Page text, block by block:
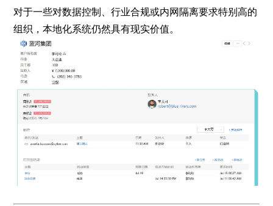
对于一些对数据控制、行业合规或内网隔离要求特别高的
组织，本地化系统仍然具有现实价值。